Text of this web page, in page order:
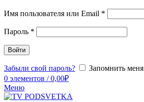
Имя пользователя или Email *
Пароль *
Войти
Забыли свой пароль?
Запомнить меня
0 элементов / 0,00₽
Меню